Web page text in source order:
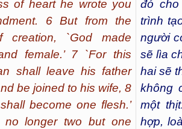
of heart he wrote you
6 But from the
creation, `God made
female.’ 7 `For this
shall leave his father
be joined to his wife, 8
become one flesh.’
longer two but one
đó
trình
người
sẽ lìa
hai sẽ
không
một
hợp,